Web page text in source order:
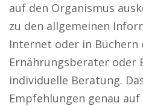
auf den Organismus
zu den allgemeinen
Internet oder in
Ernährungsberater oder
individuelle Beratung.
Empfehlungen genau